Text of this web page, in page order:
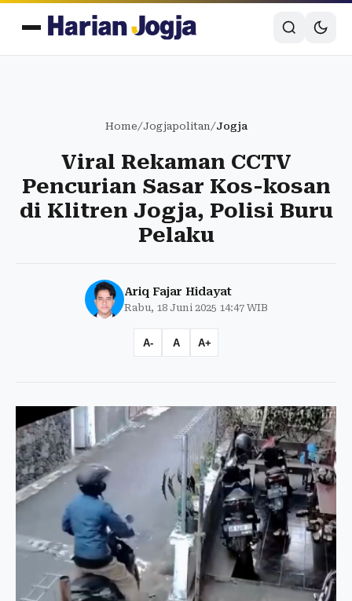
Home/Jogjapolitan/Jogja
Viral Rekaman CCTV
Pencurian Sasar Kos-kosan
di Klitren Jogja, Polisi Buru
Pelaku
Ariq Fajar Hidayat
Rabu, 18 Juni 2025 14:47 WIB
A- A A+